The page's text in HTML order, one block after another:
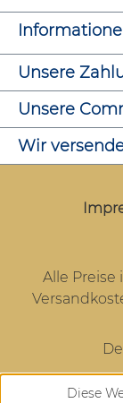
Unsere
Unsere
Wir
Alle Preise
Diese